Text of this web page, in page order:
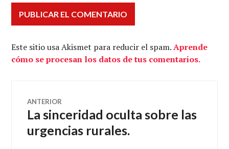
Este sitio usa Akismet para reducir el spam.Aprende
cómo se procesan los datos de tus comentarios.
Navegación
de
ANTERIOR
Entrada
La sinceridad oculta sobre las
urgencias rurales.